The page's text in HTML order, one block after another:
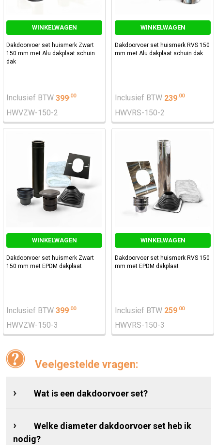
WINKELWAGEN
Dakdoorvoer set huismerk Zwart
150 mm met Alu dakplaat schuin
dak
Inclusief BTW 399.00
HWVZW-150-2
WINKELWAGEN
Dakdoorvoer set huismerk RVS 150
mm met Alu dakplaat schuin dak
Inclusief BTW 239.00
HWVRS-150-2
WINKELWAGEN
Dakdoorvoer set huismerk Zwart
150 mm met EPDM dakplaat
Inclusief BTW 399.00
HWVZW-150-3
WINKELWAGEN
Dakdoorvoer set huismerk RVS 150
mm met EPDM dakplaat
Inclusief BTW 259.00
HWVRS-150-3
Veelgestelde vragen:
Wat is een dakdoorvoer set?
Welke diameter dakdoorvoer set heb ik
nodig?